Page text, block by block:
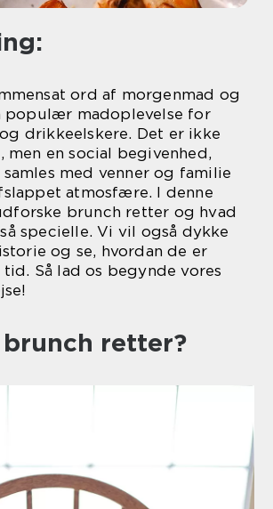
ord af morgenmad og
populær madoplevelse for
drikkeelskere. Det er ikke
men en social begivenhed,
samles med venner og familie
atmosfære. I denne
brunch retter og hvad
specielle. Vi vil også dykke
og se, hvordan de er
Så lad os begynde vores
brunch retter?